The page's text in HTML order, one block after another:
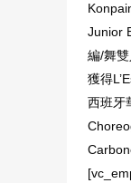
Junior
編/舞
獲得
西班牙